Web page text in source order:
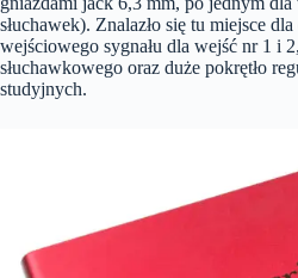
słuchawek). Znalazło się tu miejsce
wejściowego sygnału dla wejść nr 1 i
słuchawkowego oraz duże pokrętło
studyjnych.